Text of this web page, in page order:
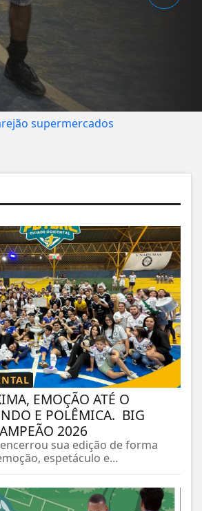
EMOÇÃO ATÉ O
E POLÊMICA. BIG
2026
sua edição de forma
espetáculo e...